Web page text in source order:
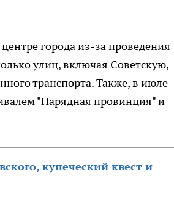
города из-за проведения
улиц, включая Советскую,
транспорта. Также, в июле
"Нарядная провинция" и
купеческий квест и